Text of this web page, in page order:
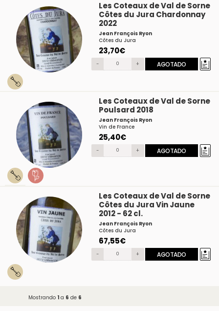
Les Coteaux de Val de Sorne
Côtes du Jura Chardonnay
2022
Jean François Ryon
Côtes du Jura
23,70€
- + AGOTADO
Les Coteaux de Val de Sorne
Poulsard 2018
Jean François Ryon
Vin de France
25,40€
- + AGOTADO
Les Coteaux de Val de Sorne
Côtes du Jura Vin Jaune
2012 - 62 cl.
Jean François Ryon
Côtes du Jura
67,55€
- + AGOTADO
Mostrando 1a 6 de 6